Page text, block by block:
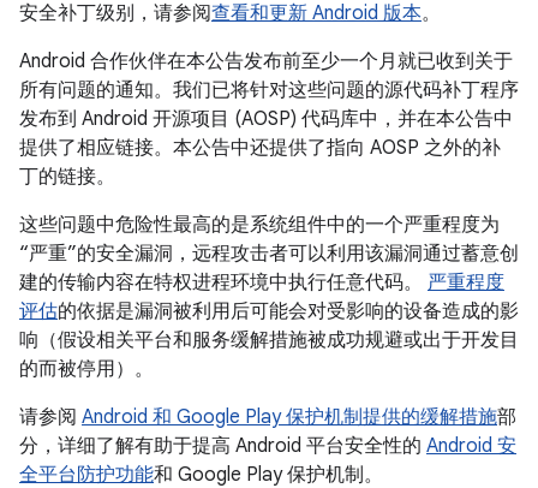
安全补丁级别，请参阅查看和更新 Android 版本。
Android 合作伙伴在本公告发布前至少一个月就已收到关于
所有问题的通知。我们已将针对这些问题的源代码补丁程序
发布到 Android 开源项目 (AOSP) 代码库中，并在本公告中
提供了相应链接。本公告中还提供了指向 AOSP 之外的补
丁的链接。
这些问题中危险性最高的是系统组件中的一个严重程度为
“严重”的安全漏洞，远程攻击者可以利用该漏洞通过蓄意创
建的传输内容在特权进程环境中执行任意代码。 严重程度
评估的依据是漏洞被利用后可能会对受影响的设备造成的影
响（假设相关平台和服务缓解措施被成功规避或出于开发目
的而被停用）。
请参阅 Android 和 Google Play 保护机制提供的缓解措施部
分，详细了解有助于提高 Android 平台安全性的 Android 安
全平台防护功能和 Google Play 保护机制。